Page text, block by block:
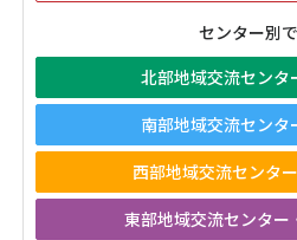
センター別
北部地域交流センタ
南部地域交流センタ
西部地域交流センタ
東部地域交流センター